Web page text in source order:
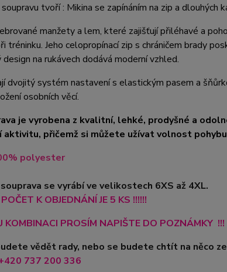
tvoří : Mikina se zapínáním na zip a dlouhých
manžety a lem, které zajišťují přiléhavé a
tréninku. Jeho celopropínací zip s chráničem brady
na rukávech dodává moderní vzhled.
dvojitý systém nastavení s elastickým pasem a
osobních věcí.
je vyrobena z kvalitní, lehké, prodyšné a
aktivitu, přičemž si můžete užívat volnost
polyester
se vyrábí ve velikostech 6XS až 4XL.
K OBJEDNÁNÍ JE 5 KS !!!!!!
KOMBINACI PROSÍM NAPIŠTE DO POZNÁMKY !!!
vědět rady, nebo se budete chtít na něco
737 200 336